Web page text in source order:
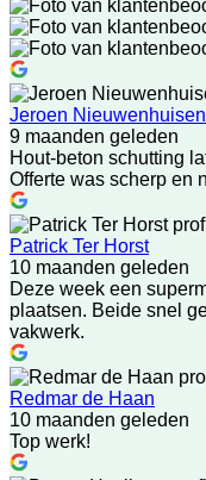
Jeroen Nieuwenhuisen
9 maanden geleden
Hout-beton schutting
Offerte was scherp en
Patrick Ter Horst
10 maanden geleden
Deze week een
plaatsen. Beide snel
vakwerk.
Redmar de Haan
10 maanden geleden
Top werk!